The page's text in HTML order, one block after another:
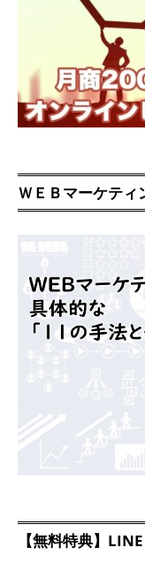
ＷＥＢマーケティ
【無料特典】